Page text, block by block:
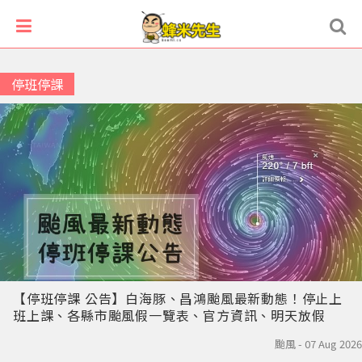
停班停課
【停班停課 公告】白海豚、昌鴻颱風最新動態！停止上
班上課、各縣市颱風假一覽表、官方資訊、明天放假
颱風 - 07 Aug 2026